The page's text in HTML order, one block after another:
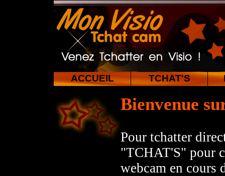
ACCUEIL TCHAT'S
Bienvenue
Pour tchatter
"TCHAT'S" pour
webcam en cours